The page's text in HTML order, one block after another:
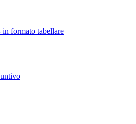
in formato tabellare